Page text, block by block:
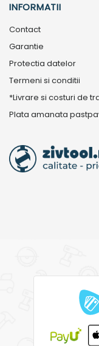
INFORMATII
Contact
Garantie
Protectia datelor
Termeni si conditii
*Livrare si costuri de
Plata amanata